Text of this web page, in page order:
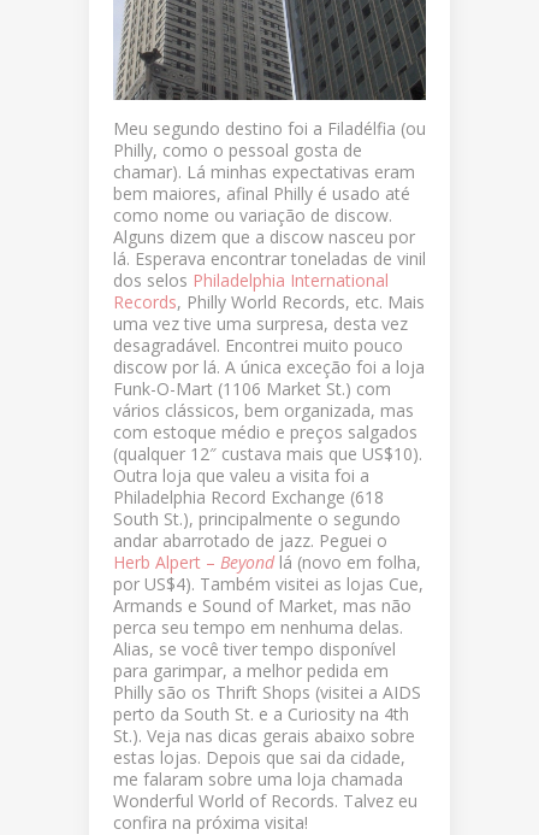
Meu segundo destino foi a Filadélfia (ou
Philly, como o pessoal gosta de
chamar). Lá minhas expectativas eram
bem maiores, afinal Philly é usado até
como nome ou variação de discow.
Alguns dizem que a discow nasceu por
lá. Esperava encontrar toneladas de vinil
dos selos Philadelphia International
Records, Philly World Records, etc. Mais
uma vez tive uma surpresa, desta vez
desagradável. Encontrei muito pouco
discow por lá. A única exceção foi a loja
Funk-O-Mart (1106 Market St.) com
vários clássicos, bem organizada, mas
com estoque médio e preços salgados
(qualquer 12″ custava mais que US$10).
Outra loja que valeu a visita foi a
Philadelphia Record Exchange (618
South St.), principalmente o segundo
andar abarrotado de jazz. Peguei o
Herb Alpert – Beyondlá (novo em folha,
por US$4). Também visitei as lojas Cue,
Armands e Sound of Market, mas não
perca seu tempo em nenhuma delas.
Alias, se você tiver tempo disponível
para garimpar, a melhor pedida em
Philly são os Thrift Shops (visitei a AIDS
perto da South St. e a Curiosity na 4th
St.). Veja nas dicas gerais abaixo sobre
estas lojas. Depois que sai da cidade,
me falaram sobre uma loja chamada
Wonderful World of Records. Talvez eu
confira na próxima visita!